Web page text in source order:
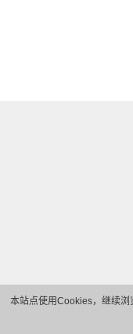
本站点使用Cookies，继续浏